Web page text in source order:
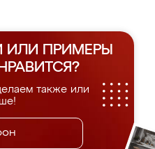
ИЛИ ПРИМЕРЫ
также или